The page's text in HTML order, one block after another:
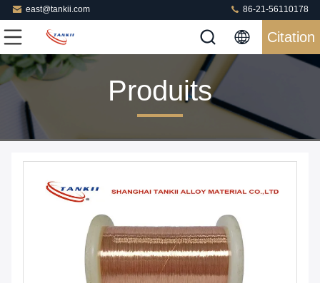
east@tankii.com 86-21-56110178
Citation
Produits